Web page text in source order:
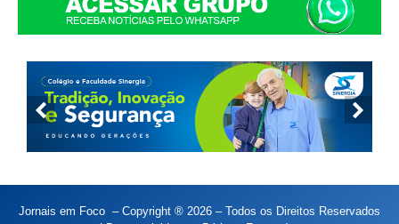
Jornais em Foco – Copyright ® 2026 – Todos os Direitos Reservados